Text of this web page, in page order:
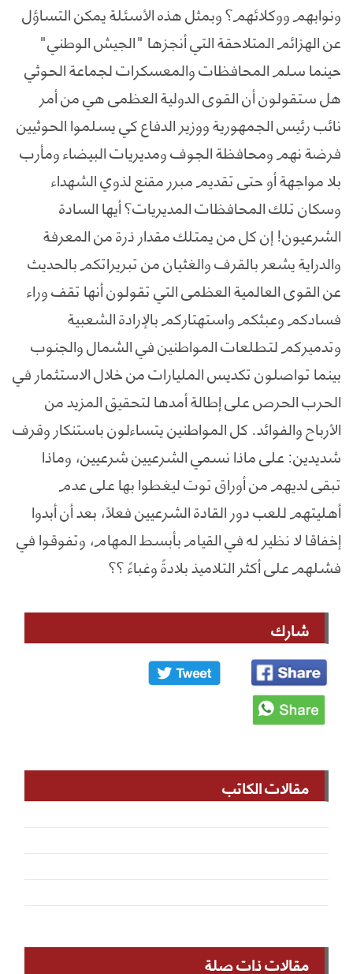
ونوابهم ووكلائهم؟ وبمثل هذه الأسئلة يمكن التساؤل
عن الهزائم المتلاحقة التي أنجزها "الجيش الوطني"
حينما سلم المحافظات والمعسكرات لجماعة الحوثي
هل ستقولون أن القوى الدولية العظمى هي من أمر
نائب رئيس الجمهورية ووزير الدفاع كي يسلموا الحوثيين
فرضة نهم ومحافظة الجوف ومديريات البيضاء ومأرب
بلا مواجهة أو حتى تقديم مبرر مقنع لذوي الشهداء
وسكان تلك المحافظات المديريات؟ أيها السادة
الشرعيون! إن كل من يمتلك مقدار ذرة من المعرفة
والدراية يشعر بالقرف والغثيان من تبريراتكم بالحديث
عن القوى العالمية العظمى التي تقولون أنها تقف وراء
فسادكم وعبثكم واستهتاركم بالإرادة الشعبية
وتدميركم لتطلعات المواطنين في الشمال والجنوب
بينما تواصلون تكديس المليارات من خلال الاستثمار في
الحرب الحرص على إطالة أمدها لتحقيق المزيد من
الأرباح والفوائد. كل المواطنين يتساءلون باستنكار وقرف
شديدين: على ماذا نسمي الشرعيين شرعيين، وماذا
تبقى لديهم من أوراق توت ليغطوا بها على عدم
أهليتهم للعب دور القادة الشرعيين فعلاً، بعد أن أبدوا
إخفاقا لا نظير له في القيام بأبسط المهام، وتفوقوا في
فشلهم على أكثر التلاميذ بلادةً وغباءً ؟؟
شارك
مقالات الكاتب
مقالات ذات صلة